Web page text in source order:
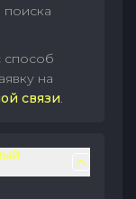
поиска
способ
на
связи.